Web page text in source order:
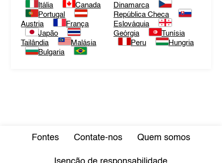
Itália
Canada
Portugal
Austria
França
Japão
Tailândia
Malásia
Bulgaria
Dinamarca
República Checa
Eslováquia
Geórgia
Tunísia
Peru
Hungria
Fontes Contate-nos Quem somos